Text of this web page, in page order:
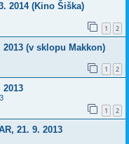
2014 (Kino Šiška)
1 2
(v sklopu Makkon)
1 2
1 2
21. 9. 2013